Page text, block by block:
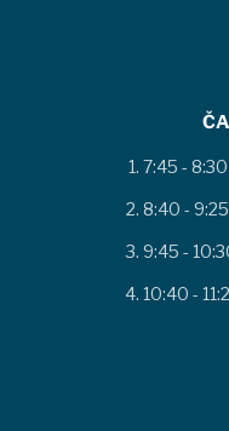
7:45 - 8:30
8:40 - 9:25
9:45 -
10:40 -